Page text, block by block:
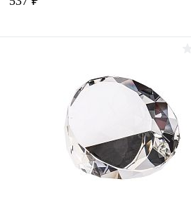
Купить в 1 клик Сравнение
В избранное В наличии